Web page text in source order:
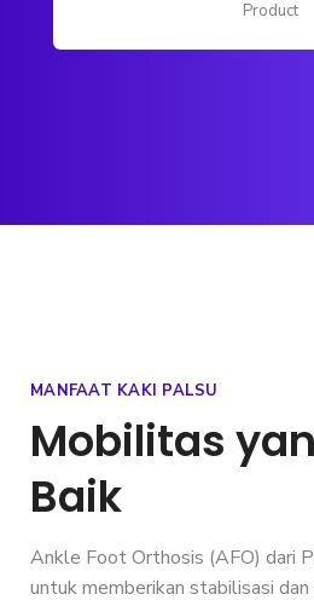
Product
MANFAAT KAKI PALSU
Mobilitas
Baik
Ankle Foot Orthosis (AFO) dari
untuk memberikan stabilisasi dan